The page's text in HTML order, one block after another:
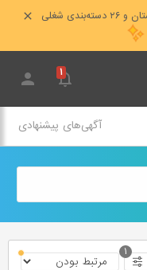
۱
آگهی‌های پیشنهادی
۱